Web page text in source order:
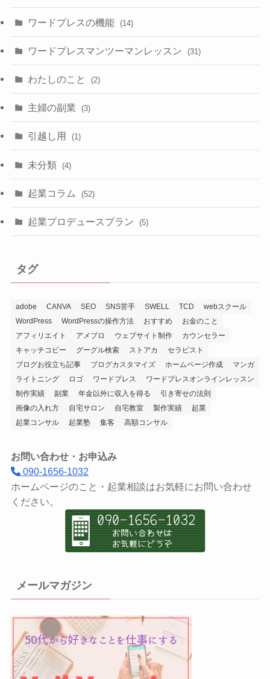
ワードプレスの機能 (14)
ワードプレスマンツーマンレッスン (31)
わたしのこと (2)
主婦の副業 (3)
引越し用 (1)
未分類 (4)
起業コラム (52)
起業プロデュースプラン (5)
タグ
adobe CANVA SEO SNS苦手 SWELL TCD
webスクール
WordPress
WordPressの操作方法 おすすめ
お金のこと
アフィリエイト
アメブロ ウェブサイト制作
カウンセラー
キャッチコピー
グーグル検索 ストアカ
セラピスト
ブログお役立ち記事
ブログカスタマイズ ホームページ作成
マンガ
ライトニング
ロゴ ワードプレス
ワードプレスオンラインレッスン
制作実績
副業 年金以外に収入を得る
引き寄せの法則
画像の入れ方
自宅サロン 自宅教室 製作実績
起業
起業コンサル
起業塾 集客 高額コンサル
お問い合わせ・お申込み
090-1656-1032
ホームページのこと・起業相談はお気軽にお問い合わせ
ください。
メールマガジン